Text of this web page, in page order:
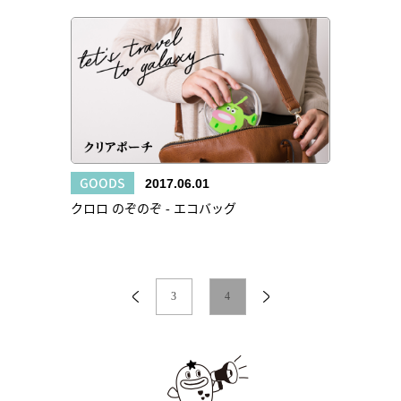
GOODS 2017.06.01
クロロ のぞのぞ - エコバッグ
3 4